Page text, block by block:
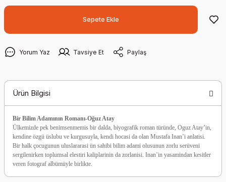
Sepete Ekle
Yorum Yaz Tavsiye Et Paylaş
Ürün Bilgisi
Bir Bilim Adamının Romanı-Oğuz Atay
Ülkemizde pek benimsenmemis bir dalda, biyografik roman türünde, Oguz Atay’in,
kendine özgü üslubu ve kurgusuyla, kendi hocasi da olan Mustafa Inan’i anlatisi.
Bir halk çocugunun uluslararasi ün sahibi bilim adami olusunun zorlu serüveni
sergilenirken toplumsal elestiri kaliplarinin da zorlanisi. Inan’in yasamindan kesitler
veren fotograf albümüyle birlikte.